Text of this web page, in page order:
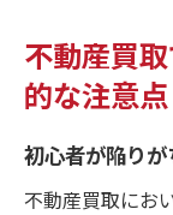
不動産買
的な注意点
初心者が陥り
不動産買取にお